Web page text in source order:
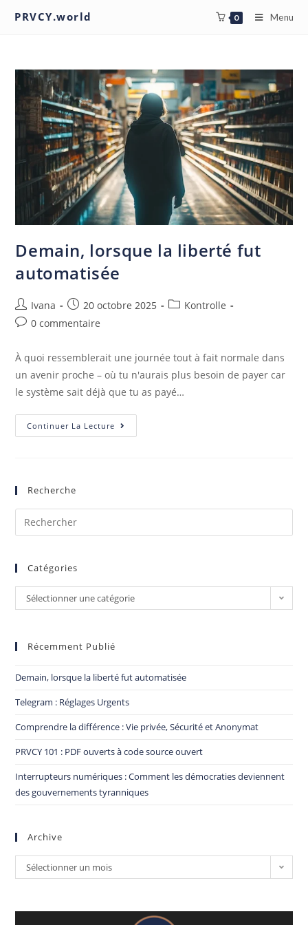
PRVCY.world 0 Menu
Demain, lorsque la liberté fut
automatisée
Ivana 20 octobre 2025
Kontrolle
0 commentaire
À quoi ressemblerait une journée tout à fait normale dans
un avenir proche – où tu n'aurais plus besoin de payer car
le système sait déjà que tu as payé…
Continuer La Lecture
Recherche
Catégories
Sélectionner une catégorie
Récemment Publié
Demain, lorsque la liberté fut automatisée
Telegram : Réglages Urgents
Comprendre la différence : Vie privée, Sécurité et Anonymat
PRVCY 101 : PDF ouverts à code source ouvert
Interrupteurs numériques : Comment les démocraties deviennent
des gouvernements tyranniques
Archive
Sélectionner un mois